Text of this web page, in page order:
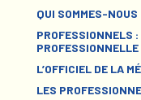
QUI SOMMES-NOUS
PROFESSIONNELS
PROFESSIONNELLE
L’OFFICIEL DE LA
LES